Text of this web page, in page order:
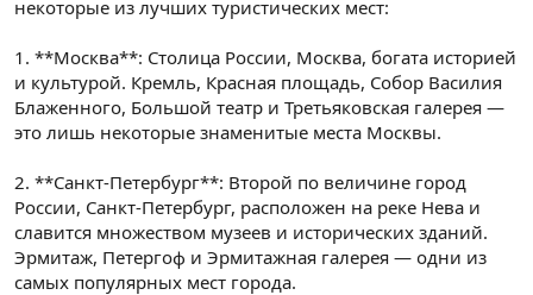
некоторые из лучших туристических мест:
1. **Москва**: Столица России, Москва, богата историей
и культурой. Кремль, Красная площадь, Собор Василия
Блаженного, Большой театр и Третьяковская галерея —
это лишь некоторые знаменитые места Москвы.
2. **Санкт-Петербург**: Второй по величине город
России, Санкт-Петербург, расположен на реке Нева и
славится множеством музеев и исторических зданий.
Эрмитаж, Петергоф и Эрмитажная галерея — одни из
самых популярных мест города.